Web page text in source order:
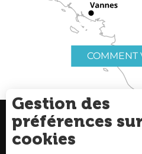
COMMENT
Charte du
Espace Pro
Gestion des
préférences
cookies